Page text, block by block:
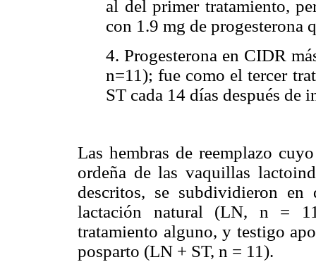
al del primer tratamiento,
con 1.9 mg de progesterona
4. Progesterona en CIDR
n=11); fue como el tercer
ST cada 14 días después de
Las hembras de reemplazo
ordeña de las vaquillas
descritos, se subdividieron
lactación natural (LN, n =
tratamiento alguno, y testigo
posparto (LN + ST, n = 11).